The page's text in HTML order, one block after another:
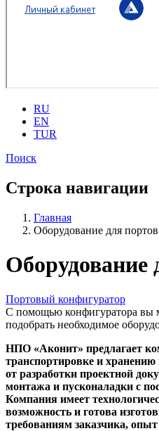
RU
EN
TUR
Поиск
Строка навигации
Главная
Оборудование для портов
Оборудование
Портовый конфигуратор
С помощью конфигуратора вы
подобрать необходимое
НПО «Аконит» предлагает
транспортировке и
от разработки проектной
монтажа и пусконаладки с
Компания имеет
возможность и готова
требованиям заказчика,